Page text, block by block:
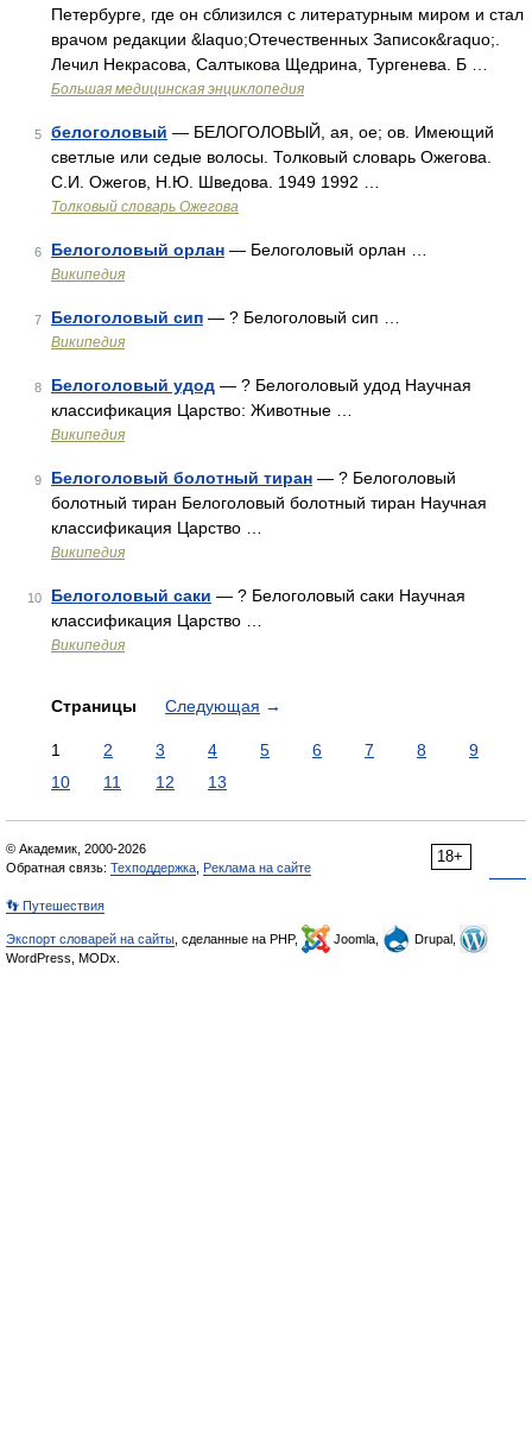
Петербурге, где он сблизился с литературным миром и стал
врачом редакции &laquo;Отечественных Записок&raquo;.
Лечил Некрасова, Салтыкова Щедрина, Тургенева. Б …
Большая медицинская энциклопедия
5 белоголовый — БЕЛОГОЛОВЫЙ, ая, ое; ов. Имеющий
светлые или седые волосы. Толковый словарь Ожегова.
С.И. Ожегов, Н.Ю. Шведова. 1949 1992 …
Толковый словарь Ожегова
6 Белоголовый орлан — Белоголовый орлан …
Википедия
7 Белоголовый сип — ? Белоголовый сип …
Википедия
8 Белоголовый удод — ? Белоголовый удод Научная
классификация Царство: Животные …
Википедия
9 Белоголовый болотный тиран — ? Белоголовый
болотный тиран Белоголовый болотный тиран Научная
классификация Царство …
Википедия
10 Белоголовый саки — ? Белоголовый саки Научная
классификация Царство …
Википедия
Страницы Следующая →
1 2 3 4 5 6 7 8
9
10
11 12 13
18+
© Академик, 2000-2026
Обратная связь: Техподдержка Реклама на сайте
👣 Путешествия
Экспорт словарей на сайты , сделанные на PHP, Joomla,
Drupal,
WordPress, MODx.